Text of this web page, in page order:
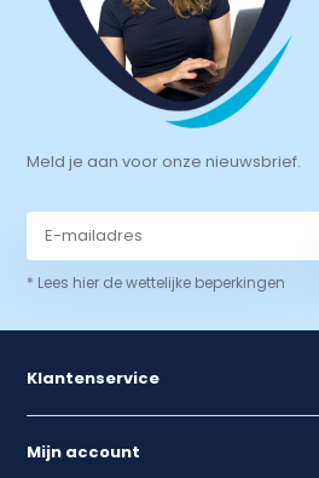
Meld je aan voor onze nieuwsbrief.
* Lees hier de wettelijke beperkingen
Klantenservice
Mijn account